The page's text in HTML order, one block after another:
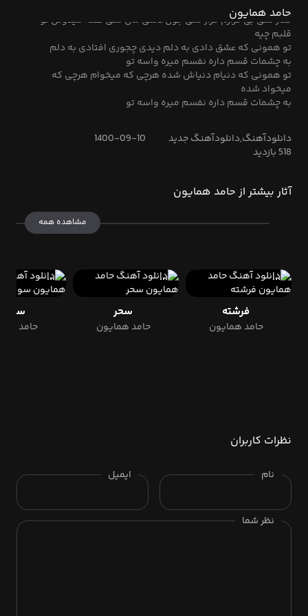
حامد همایون
برام اوج خوشبختیه
کنار منی بی قرارم قرار منی جون دلمی مال منی همه میدونن تو
قلبم چیه
تو همونی که عشق دادی به دلم دیدی چجوری افتادی به دلم
به چشمات قسم داره نفسم میره واسه تو
تو همونی که دنیام دنیاش شده هرچی که میخوام هرچی که
میخواد شده
به چشمات قسم داره نفسم میره واسه تو
دانلودآهنگ,دانلودآهنگ جدید
1400-09-10
518 بازدید
آثار بیشتر از حامد همایون
مشاهده همه
فرشته
حامد همایون
سحر
حامد همایون حامد
نظرات کاربران
نام ایمیل
نظر شما